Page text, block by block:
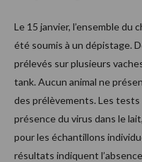
Le 15 janvier, l’ensemble
été soumis à un dépistage.
prélevés sur plusieurs
tank. Aucun animal ne
des prélèvements. Les
présence du virus dans le
pour les échantillons
résultats indiquent